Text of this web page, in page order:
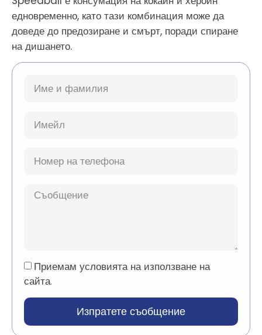
едновременно, като тази комбинация може да
доведе до предозиране и смърт, поради спиране
на дишането.
Приемам условията на използване на
сайта.
Изпратете съобщение